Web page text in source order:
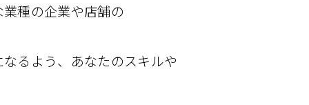
種の​企業や​店舗の​
るよう、​あなたの​スキルや​